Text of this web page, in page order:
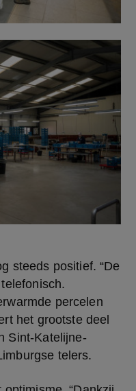
steeds positief. “De
percelen
het grootste deel
Sint-Katelijne-
telers.